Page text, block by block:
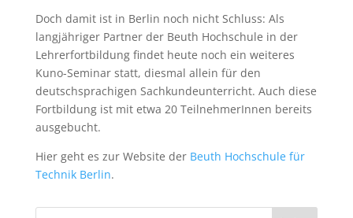
Doch damit ist in Berlin noch nicht Schluss: Als
langjähriger Partner der Beuth Hochschule in der
Lehrer­fortbildung findet heute noch ein weiteres
Kuno-Seminar statt, diesmal allein für den
deutschsprachigen Sachkundeunterricht. Auch diese
Fortbildung ist mit etwa 20 TeilnehmerInnen bereits
ausgebucht.
Hier geht es zur Website der Beuth Hochschule für
Technik Berlin.